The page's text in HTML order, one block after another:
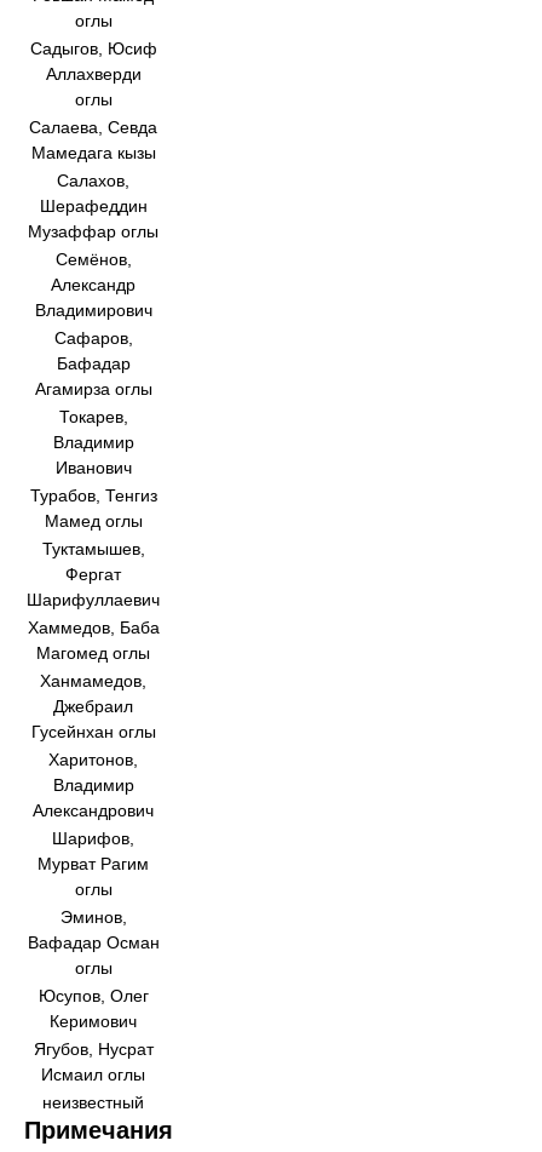
оглы
Садыгов, Юсиф
Аллахверди
оглы
Салаева, Севда
Мамедага кызы
Салахов,
Шерафеддин
Музаффар оглы
Семёнов,
Александр
Владимирович
Сафаров,
Бафадар
Агамирза оглы
Токарев,
Владимир
Иванович
Турабов, Тенгиз
Мамед оглы
Туктамышев,
Фергат
Шарифуллаевич
Хаммедов, Баба
Магомед оглы
Ханмамедов,
Джебраил
Гусейнхан оглы
Харитонов,
Владимир
Александрович
Шарифов,
Мурват Рагим
оглы
Эминов,
Вафадар Осман
оглы
Юсупов, Олег
Керимович
Ягубов, Нусрат
Исмаил оглы
неизвестный
Примечания